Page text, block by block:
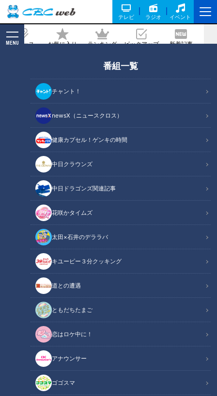
テレビ ラジオ イベント
ニュース お気に入り ランキング ピックアップ 新着記事
MENU
番組一覧
チャント！
newsX（ニュースクロス）
健康カプセル！ゲンキの時間
中日クラウンズ
中日ドラゴンズ関連記事
花咲かタイムズ
太田×石井のデララバ
キユーピー３分クッキング
道との遭遇
ともだちたまご
恋はロケ中に！
アナウンサー
ゴゴスマ
かす舞台裏と仕事のリアル
2025/09/05 15:55
CBCテレビ me:tone編集部
me:tone
美容・メイク
テレビの世界で活躍するヘアメイクという仕事。
関連リンク
テレビ局ヘアメイクに求められる力とは？現役
のプロが語る“採用ルート”と“必要なスキル”
タレントさんやアナウンサーさんをより一層輝かせるために、
緻密な計算と細やかな気配りで「テレビの顔」を作り上げる存